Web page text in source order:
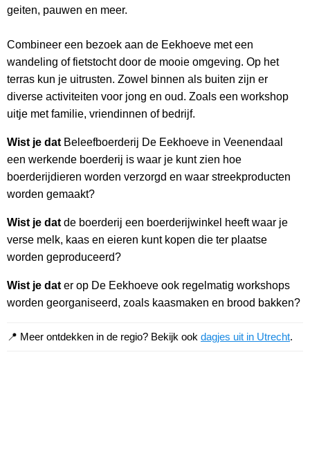
geiten, pauwen en meer.
Combineer een bezoek aan de Eekhoeve met een
wandeling of fietstocht door de mooie omgeving. Op het
terras kun je uitrusten. Zowel binnen als buiten zijn er
diverse activiteiten voor jong en oud. Zoals een workshop
uitje met familie, vriendinnen of bedrijf.
Wist je dat Beleefboerderij De Eekhoeve in Veenendaal
een werkende boerderij is waar je kunt zien hoe
boerderijdieren worden verzorgd en waar streekproducten
worden gemaakt?
Wist je dat de boerderij een boerderijwinkel heeft waar je
verse melk, kaas en eieren kunt kopen die ter plaatse
worden geproduceerd?
Wist je dat er op De Eekhoeve ook regelmatig workshops
worden georganiseerd, zoals kaasmaken en brood bakken?
📍 Meer ontdekken in de regio? Bekijk ook dagjes uit in Utrecht.